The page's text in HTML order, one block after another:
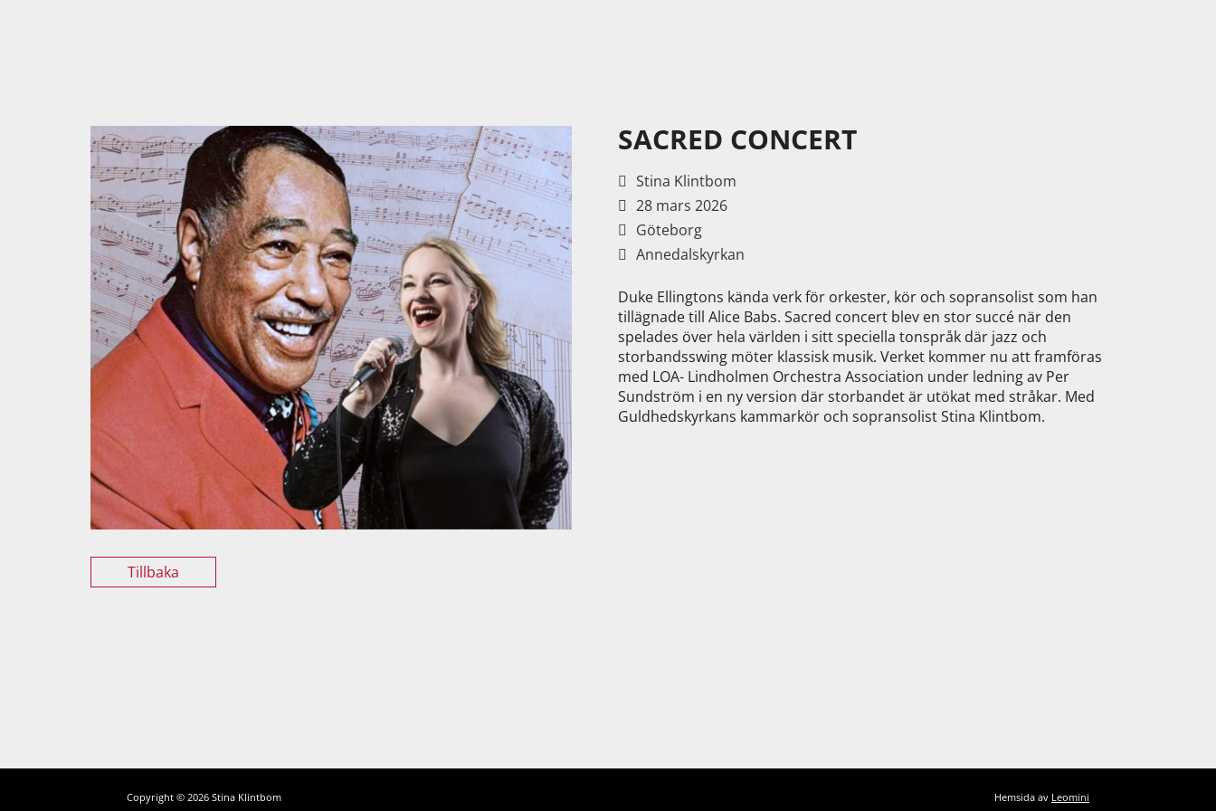
SACRED CONCERT
Stina Klintbom
28 mars 2026
Göteborg
Annedalskyrkan
Duke Ellingtons kända verk för orkester, kör och sopransolist som han
tillägnade till Alice Babs. Sacred concert blev en stor succé när den
spelades över hela världen i sitt speciella tonspråk där jazz och
storbandsswing möter klassisk musik. Verket kommer nu att framföras
med LOA- Lindholmen Orchestra Association under ledning av Per
Sundström i en ny version där storbandet är utökat med stråkar. Med
Guldhedskyrkans kammarkör och sopransolist Stina Klintbom.
Tillbaka
Copyright © 2026 Stina Klintbom Hemsida av Leomini